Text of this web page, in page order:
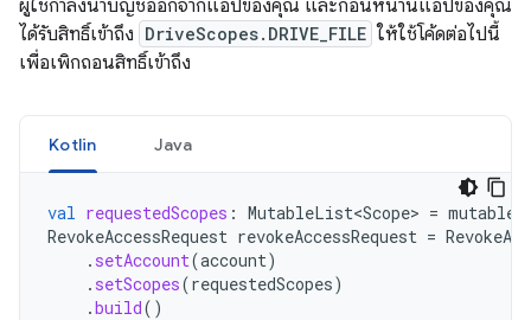
ผู้ใช้กำลังนำบัญชีออกจากแอปของคุณ และก่อนหน้านี้แอปของคุณ
ได้รับสิทธิ์เข้าถึง DriveScopes.DRIVE_FILE ให้ใช้โค้ดต่อไปนี้
เพื่อเพิกถอนสิทธิ์เข้าถึง
Kotlin Java
val requestedScopes : MutableList<Scope> =
RevokeAccessRequest revokeAccessRequest =
. setAccount(account)
. setScopes(requestedScopes)
.build()